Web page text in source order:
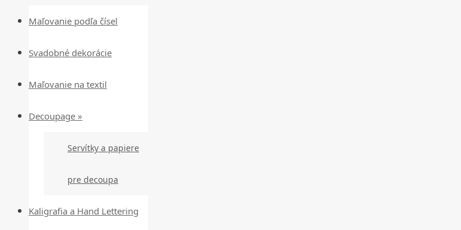
Maľovanie podľa čísel
Svadobné dekorácie
Maľovanie na textil
Decoupage »
Servítky a papiere
pre decoupa
Kaligrafia a Hand Lettering